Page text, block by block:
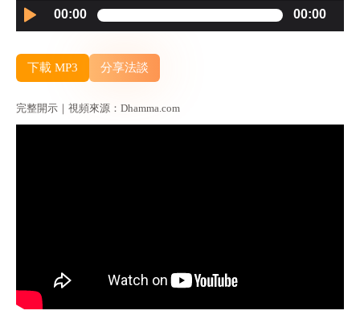
Audio
Player
00:00 00:00
下載 MP3 分享法談
完整開示｜視頻來源：Dhamma.com